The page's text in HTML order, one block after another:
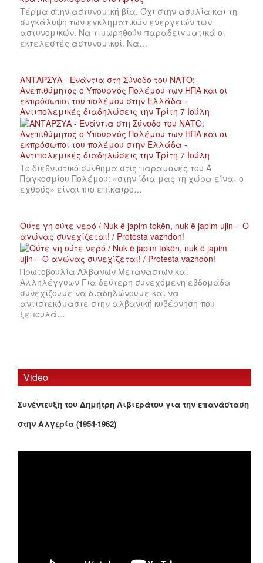
Τέρμα στην αστυνομική βία. Όχι στην ασυλία και τη
συγκάλυψη των εγκληματικών ενεργειών των
αστυνομικών. Να τιμωρηθούν παραδειγματικά οι
εκτελεστές αστυνομικοί. Να…
ΑΝΤΑΡΣΥΑ - Ενάντια στη Σύνοδο του ΝΑΤΟ:
Ανεπιθύμητος ο Υπουργός Πολέμου των ΗΠΑ και οι
εκπρόσωποι του πολέμου στην Ελλάδα -
Αντιπολεμικές διαδηλώσεις την Τρίτη 7 Ιούλη
Το διεθνιστικό σύνθημα στις παραμονές του Α
Παγκοσμίου Πολέμου: «στην ίδια μας τη χώρα είναι ο
εχθρός» είναι πιο επίκαιρο…
Ούτε γη ούτε νερό / Nuk ë japim tokën, nuk ë japim ujin – Ο
αγώνας συνεχίζεται! / Protesta vazhdon!
Πρωτοβουλία Αλβανών Μεταναστών και
Αλληλέγγυων Για δεύτερη συνεχόμενη εβδομάδα
συνεχίζουμε να διαδηλώνουμε και να
αντιστεκόμαστε στην αλβανική κυβέρνηση που
ξεπουλά…
Video
Συνέντευξη του Δημήτρη Λιβιεράτου για την επανάσταση
στην Αλγερία (1954-1962)